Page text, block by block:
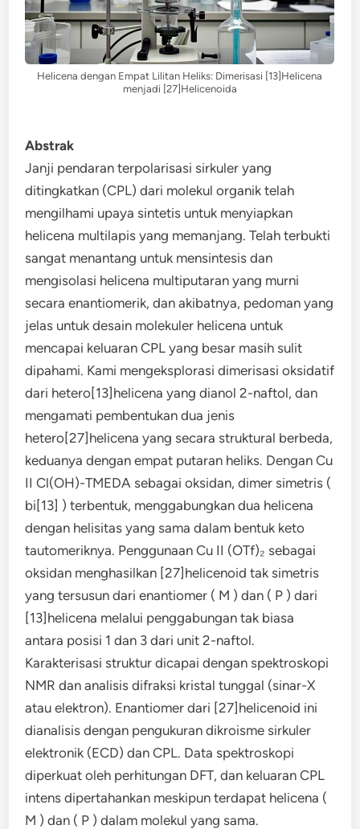
Helicena dengan Empat Lilitan Heliks: Dimerisasi [13]Helicena
menjadi [27]Helicenoida
Abstrak
Janji pendaran terpolarisasi sirkuler yang
ditingkatkan (CPL) dari molekul organik telah
mengilhami upaya sintetis untuk menyiapkan
helicena multilapis yang memanjang. Telah terbukti
sangat menantang untuk mensintesis dan
mengisolasi helicena multiputaran yang murni
secara enantiomerik, dan akibatnya, pedoman yang
jelas untuk desain molekuler helicena untuk
mencapai keluaran CPL yang besar masih sulit
dipahami. Kami mengeksplorasi dimerisasi oksidatif
dari hetero[13]helicena yang dianol 2-naftol, dan
mengamati pembentukan dua jenis
hetero[27]helicena yang secara struktural berbeda,
keduanya dengan empat putaran heliks. Dengan Cu
II Cl(OH)-TMEDA sebagai oksidan, dimer simetris (
bi[13] ) terbentuk, menggabungkan dua helicena
dengan helisitas yang sama dalam bentuk keto
tautomeriknya. Penggunaan Cu II (OTf)₂ sebagai
oksidan menghasilkan [27]helicenoid tak simetris
yang tersusun dari enantiomer ( M ) dan ( P ) dari
[13]helicena melalui penggabungan tak biasa
antara posisi 1 dan 3 dari unit 2-naftol.
Karakterisasi struktur dicapai dengan spektroskopi
NMR dan analisis difraksi kristal tunggal (sinar-X
atau elektron). Enantiomer dari [27]helicenoid ini
dianalisis dengan pengukuran dikroisme sirkuler
elektronik (ECD) dan CPL. Data spektroskopi
diperkuat oleh perhitungan DFT, dan keluaran CPL
intens dipertahankan meskipun terdapat helicena (
M ) dan ( P ) dalam molekul yang sama.